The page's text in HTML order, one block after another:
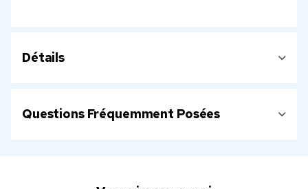
Détails
Questions Fréquemment Posées